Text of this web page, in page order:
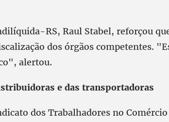
RS, Raul Stabel, reforçou
dos órgãos competentes.
alertou.
e das transportadoras
dos Trabalhadores no